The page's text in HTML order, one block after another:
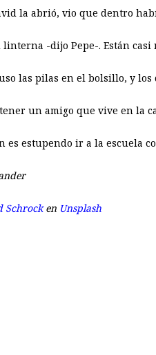
la abrió, vio que dentro
linterna -dijo Pepe-. Están
las pilas en el bolsillo, y
un amigo que vive en la
es estupendo ir a la escuela
Schrocken Unsplash